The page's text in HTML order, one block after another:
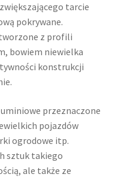
tarcie
pokrywane.
z profili
bowiem niewielka
konstrukcji
przeznaczone
pojazdów
ogrodowe itp.
sztuk takiego
ale także ze